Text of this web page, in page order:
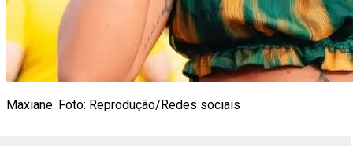
Maxiane. Foto: Reprodução/Redes sociais